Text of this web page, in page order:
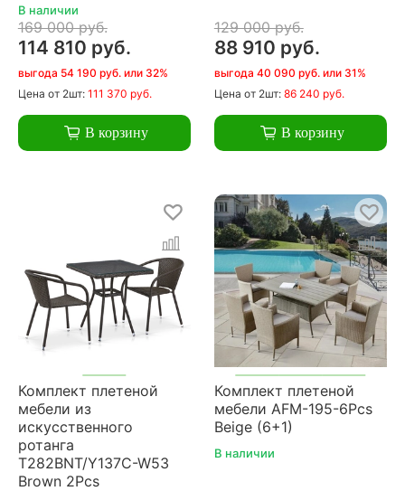
В наличии
169 000 руб.
114 810 руб.
выгода 54 190 руб. или 32%
Цена от 2шт: 111 370 руб.
В корзину
129 000 руб.
88 910 руб.
выгода 40 090 руб. или 31%
Цена от 2шт: 86 240 руб.
В корзину
Комплект плетеной
мебели из
искусственного
ротанга
T282BNT/Y137C-W53
Brown 2Pcs
Комплект плетеной
мебели AFM-195-6Pcs
Beige (6+1)
В наличии